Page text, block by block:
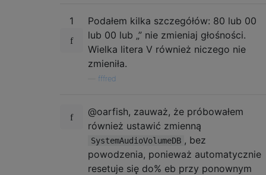
1
Podałem kilka szczegółów: 80 lub 00
lub 00 lub „” nie zmieniaj głośności.
Wielka litera V również niczego nie
zmieniła.
fffred
@oarfish, zauważ, że próbowałem
również ustawić zmienną
SystemAudioVolumeDB , bez
powodzenia, ponieważ automatycznie
resetuje się do% eb przy ponownym